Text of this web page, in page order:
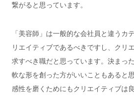
繋がると思っています。
「美容師」は一般的な会社員と違うカ
リエイティブであるべきですし、 クリ
求すべき職だと思っています。決まっ
軟な形を創った方がいいこともあると
感性を磨くためにもクリエイティブは